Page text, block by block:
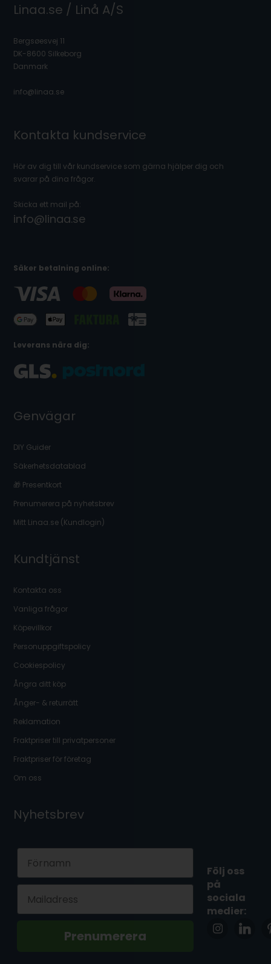
Linaa.se / Linå A/S
Bergsøesvej 11
DK-8600 Silkeborg
Danmark
info@linaa.se
Kontakta kundservice
Hör av dig till vår kundservice som gärna hjälper dig och
svarar på dina frågor.
Skicka ett mail på:
info@linaa.se
Säker betalning online:
Leverans nära dig:
Genvägar
DIY Guider
Säkerhetsdatablad
🎁 Presentkort
Prenumerera på nyhetsbrev
Mitt Linaa.se (Kundlogin)
Kundtjänst
Kontakta oss
Vanliga frågor
Köpevillkor
Personuppgiftspolicy
Cookiespolicy
Ångra ditt köp
Ånger- & returrätt
Reklamation
Fraktpriser till privatpersoner
Fraktpriser för företag
Om oss
Nyhetsbrev
Prenumerera
Följ oss
på
sociala
medier: